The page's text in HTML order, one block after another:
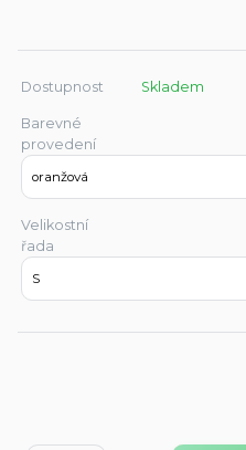
Dostupnost Skladem
Barevné
provedení
Velikostní
řada